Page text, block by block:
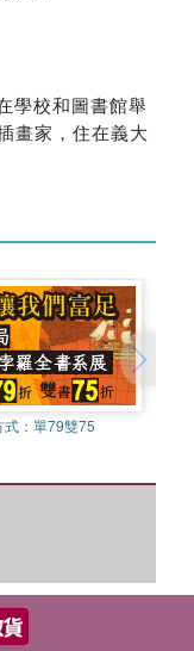
學校和圖書館舉
畫家，住在義大
式：單79雙75